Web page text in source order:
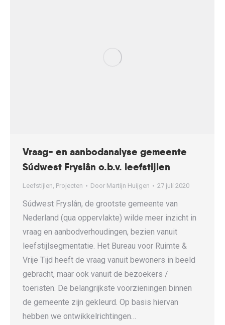
Vraag- en aanbodanalyse gemeente
Súdwest Fryslân o.b.v. leefstijlen
Leefstijlen, Projecten Door Martijn Huijgen 27 juli 2020
Súdwest Fryslân, de grootste gemeente van
Nederland (qua oppervlakte) wilde meer inzicht in
vraag en aanbodverhoudingen, bezien vanuit
leefstijlsegmentatie. Het Bureau voor Ruimte &
Vrije Tijd heeft de vraag vanuit bewoners in beeld
gebracht, maar ook vanuit de bezoekers /
toeristen. De belangrijkste voorzieningen binnen
de gemeente zijn gekleurd. Op basis hiervan
hebben we ontwikkelrichtingen…